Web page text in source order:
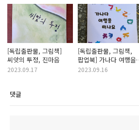
[독립출판물, 그림책]
씨앗의 투정, 진마음
2023.09.17
[독립출판물, 그림책,
팝업북] 가나다 여행을
떠나요, 다밍
2023.09.16
댓글